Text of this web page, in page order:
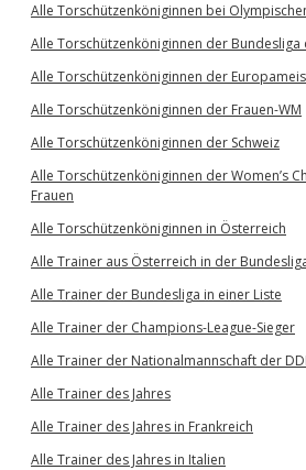
Alle Torschützenköniginnen bei
Alle Torschützenköniginnen der Bundesliga
Alle Torschützenköniginnen der
Alle Torschützenköniginnen der Frauen-WM
Alle Torschützenköniginnen der Schweiz
Alle Torschützenköniginnen der Women’s
Frauen
Alle Torschützenköniginnen in Österreich
Alle Trainer aus Österreich in der
Alle Trainer der Bundesliga in einer Liste
Alle Trainer der Champions-League-Sieger
Alle Trainer der Nationalmannschaft der
Alle Trainer des Jahres
Alle Trainer des Jahres in Frankreich
Alle Trainer des Jahres in Italien